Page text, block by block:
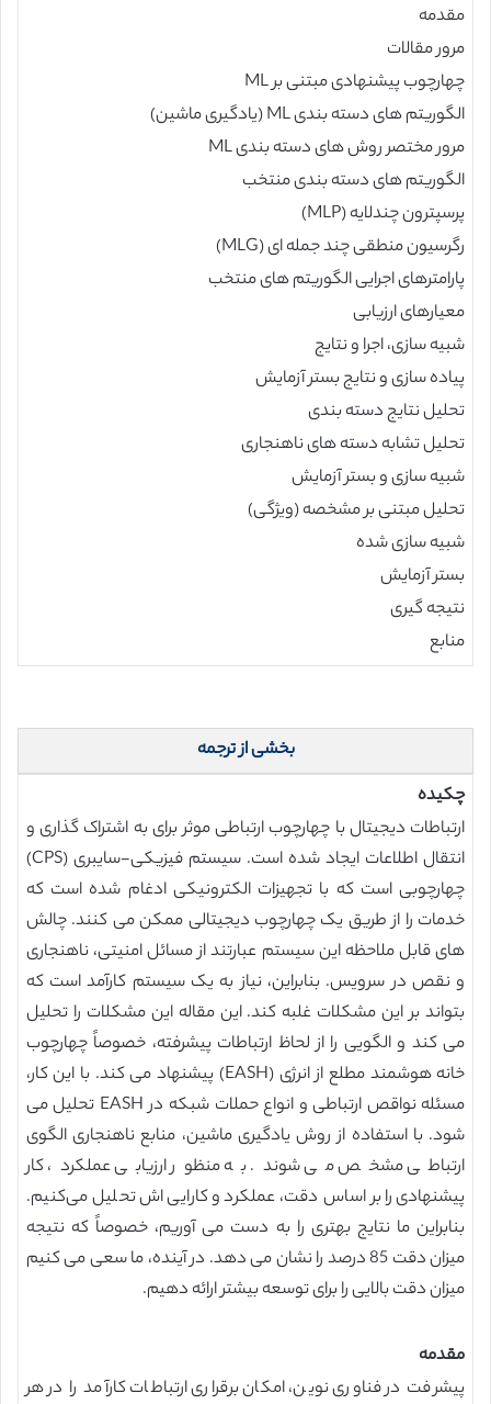
مقدمه
مرور مقالات
چهارچوب پیشنهادی مبتنی بر ML
الگوریتم های دسته بندی ML (یادگیری ماشین)
مرور مختصر روش های دسته بندی ML
الگوریتم های دسته بندی منتخب
پرسپترون چندلایه (MLP)
رگرسیون منطقی چند جمله ای (MLG)
پارامترهای اجرایی الگوریتم های منتخب
معیارهای ارزیابی
شبیه سازی، اجرا و نتایج
پیاده سازی و نتایج بستر آزمایش
تحلیل نتایج دسته بندی
تحلیل تشابه دسته های ناهنجاری
شبیه سازی و بستر آزمایش
تحلیل مبتنی بر مشخصه (ویژگی)
شبیه سازی شده
بستر آزمایش
نتیجه گیری
منابع
بخشی از ترجمه
چکیده
ارتباطات دیجیتال با چهارچوب ارتباطی موثر برای به اشتراک گذاری و
انتقال اطلاعات ایجاد شده است. سیستم فیزیکی-سایبری (CPS)
چهارچوبی است که با تجهیزات الکترونیکی ادغام شده است که
خدمات را از طریق یک چهارچوب دیجیتالی ممکن می کنند. چالش
های قابل ملاحظه این سیستم عبارتند از مسائل امنیتی، ناهنجاری
و نقص در سرویس. بنابراین، نیاز به یک سیستم کارآمد است که
بتواند بر این مشکلات غلبه کند. این مقاله این مشکلات را تحلیل
می کند و الگویی را از لحاظ ارتباطات پیشرفته، خصوصاً چهارچوب
خانه هوشمند مطلع از انرژی (EASH) پیشنهاد می کند. با این کار،
مسئله نواقص ارتباطی و انواع حملات شبکه در EASH تحلیل می
شود. با استفاده از روش یادگیری ماشین، منابع ناهنجاری الگوی
ارتباطی مشخص می شوند. به منظور ارزیابی عملکرد، کار
پیشنهادی را بر اساس دقت، عملکرد و کارایی اش تحلیل می‌کنیم.
بنابراین ما نتایج بهتری را به دست می آوریم، خصوصاً که نتیجه
میزان دقت 85 درصد را نشان می دهد. در آینده، ما سعی می کنیم
میزان دقت بالایی را برای توسعه بیشتر ارائه دهیم.
مقدمه
پیشرفت در فناوری نوین، امکان برقراری ارتباطات کارآمد را در هر